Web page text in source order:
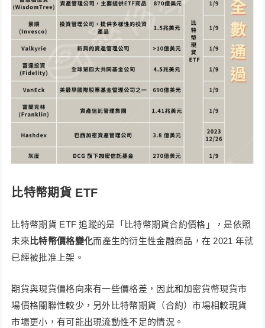
比特幣期貨 ETF
比特幣期貨 ETF 追蹤的是「比特幣期貨合約價格」，是依照
未來 比特幣價格變化而產生的衍生性金融商品，在 2021 年就
已經被批准上架。
期貨與現貨價格向來有一些價格差，因此和加密貨幣現貨市
場價格關聯性較少，另外比特幣期貨（合約）市場相較現貨
市場更小，有可能出現流動性不足的情況。